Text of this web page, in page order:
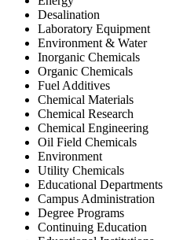
Desalination
Laboratory Equipment
Environment & Water
Inorganic Chemicals
Organic Chemicals
Fuel Additives
Chemical Materials
Chemical Research
Chemical Engineering
Oil Field Chemicals
Environment
Utility Chemicals
Educational Departments
Campus Administration
Degree Programs
Continuing Education